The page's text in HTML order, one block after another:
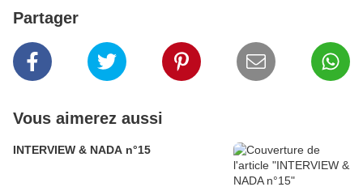
Partager
Vous aimerez aussi
INTERVIEW & NADA n°15